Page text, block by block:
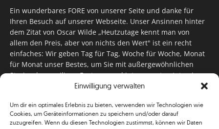
Einwilligung verwalten
Um dir ein optimales Erlebnis zu bieten, verwenden wir Technologien wie
Cookies, um Geräteinformationen zu speichern und/oder darauf
zuzugreifen. Wenn du diesen Technologien zustimmst, können wir Daten
Ein wunderbares FORE von unserer Seite und danke für
Ihren Besuch auf unserer Webseite. Unser Ansinnen hinter
dem Zitat von Oscar Wilde „Heutzutage kennt man von
allem den Preis, aber von nichts den Wert" ist ein recht
einfaches: Wir geben Tag für Tag, Woche für Woche, Monat
für Monat unser Bestes, um Sie mit außergewöhnlichen
Stories, kurzweiligen Features und interessanten Interviews
zu versorgen. Im Magazin, auf unserer Website & auf
klassischen Wortsinn nicht nur Anerkennung!